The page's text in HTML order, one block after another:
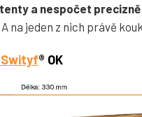
a nespočet precizně
. A na jeden z nich právě
® OK